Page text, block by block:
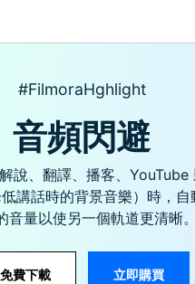
#FilmoraHghlight
音頻閃避
說、翻譯、播客、YouTube
講話時的背景音樂）時，自
音量以使另一個軌道更清晰。
免費下載 立即購買